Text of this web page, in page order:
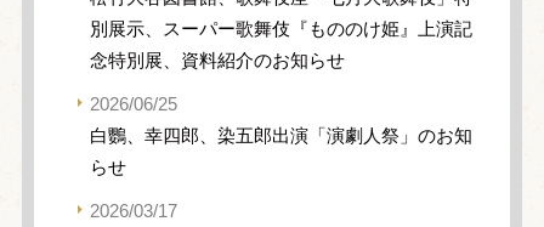
別展示、スーパー歌舞伎『もののけ姫』上演記
念特別展、資料紹介のお知らせ
2026/06/25
白鸚、幸四郎、染五郎出演「演劇人祭」のお知
らせ
2026/03/17